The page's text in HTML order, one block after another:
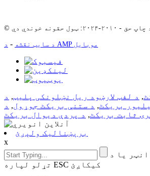
د سایټ نقشه - د AMP موبایل
, د لفټ لارښود ریل نښلونکی پلیټ, د
بریکٹ, د ستنې بریکٹ جوړول, د
ثابت بریکٹ, د پردې دیوال بریکٹ
برېښنالیک ولېږئ
x
یا د
تړلو لپاره ESC کیکاږئ